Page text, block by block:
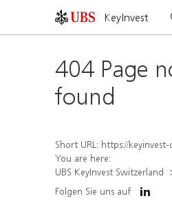
KeyInvest
404 Page
found
Short URL: https://keyinvest-ch.ubs.com/
You are here:
UBS KeyInvest Switzerland
Folgen Sie uns auf